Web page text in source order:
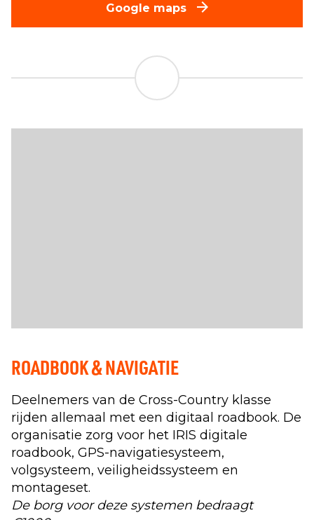
Google maps
ROADBOOK & NAVIGATIE
Deelnemers van de Cross-Country klasse
rijden allemaal met een digitaal roadbook. De
organisatie zorg voor het IRIS digitale
roadbook, GPS-navigatiesysteem,
volgsysteem, veiligheidssysteem en
montageset.
De borg voor deze systemen bedraagt